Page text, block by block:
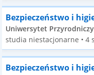
Bezpieczeństwo i
Uniwersytet
studia niestacjonarne • 4
Bezpieczeństwo i